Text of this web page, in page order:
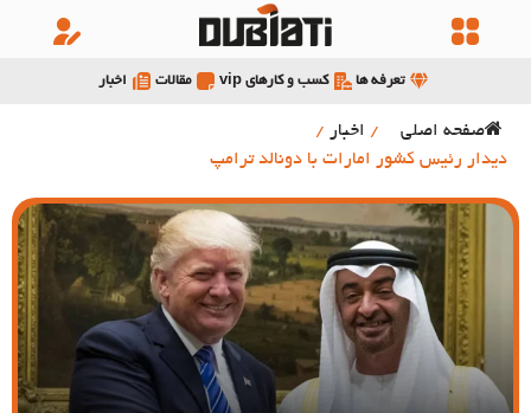
تعرفه ها کسب و کارهای vip مقالات اخبار
صفحه اصلی / اخبار /
دیدار رئیس کشور امارات با دونالد ترامپ